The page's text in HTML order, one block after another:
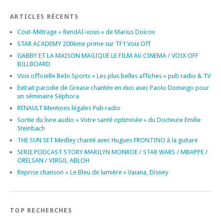
ARTICLES RÉCENTS
Cout-Métrage « RendAI-vous » de Marius Doicov
STAR ACADEMY 200ème prime sur TF1 Voix Off
GABBY ET LA MAISON MAGIQUE LE FILM AU CINEMA / VOIX OFF
BILLBOARD
Voix officielle BeIn Sports « Les plus belles affiches » pub radio & TV
Extrait parodie de Grease chantée en duo avec Paolo Domingo pour
un séminaire Séphora
RENAULT Mentions légales Pub radio
Sortie du livre audio « Votre santé optimisée » du Docteure Emilie
Steinbach
THE SUN SET Medley chanté avec Hugues FRONTINO à la guitare
SERIE PODCAST STORY MARILYN MONROE / STAR WARS / MBAPPE /
ORELSAN / VIRGIL ABLOH
Reprise chanson « Le Bleu de lumière » Vaiana, Disney
TOP RECHERCHES